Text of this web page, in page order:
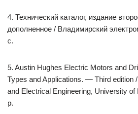
4. Технический каталог, издание
дополненное / Владимирский
с.
5. Austin Hughes Electric Motors and
Types and Applications. — Third edition
and Electrical Engineering, University
р.